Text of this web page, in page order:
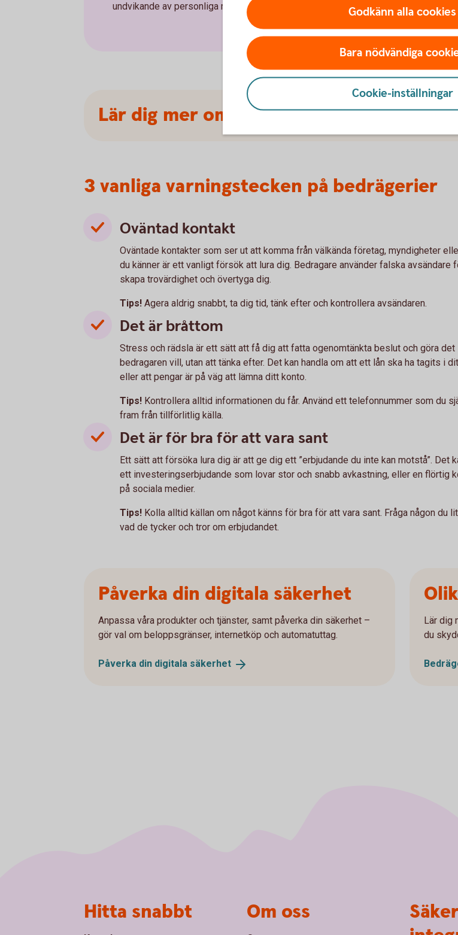
undvikande av personliga möten.
Ta
Lär dig mer om hur du kanskyddadig
3 vanliga varningstecken på bedrägerier
Oväntad kontakt
Oväntade kontakter som ser ut att komma från välkända företag, myndigheter
du känner är ett vanligt försök att lura dig. Bedragare använder falska avsändare
skapa trovärdighet och övertyga dig.
Tips! Agera aldrig snabbt, ta dig tid, tänk efter och kontrollera avsändaren.
Det är bråttom
Stress och rädsla är ett sätt att få dig att fatta ogenomtänkta beslut och göra det
bedragaren vill, utan att tänka efter. Det kan handla om att ett lån ska ha tagits i
eller att pengar är på väg att lämna ditt konto.
Tips! Kontrollera alltid informationen du får. Använd ett telefonnummer som du
fram från tillförlitlig källa.
Det är för bra för att vara sant
Ett sätt att försöka lura dig är att ge dig ett ”erbjudande du inte kan motstå”. Det
ett investeringserbjudande som lovar stor och snabb avkastning, eller en flörtig
på sociala medier.
Tips! Kolla alltid källan om något känns för bra för att vara sant. Fråga någon du
vad de tycker och tror om erbjudandet.
Påverka din digitala säkerhet
Anpassa våra produkter och tjänster, samt påverka din säkerhet –
gör val om beloppsgränser, internetköp och automatuttag.
Påverka din digitala säkerhet
Lär dig
du
Godkänn alla cookies
Bara nödvändiga
Cookie-inställningar
Hitta snabbt Om oss